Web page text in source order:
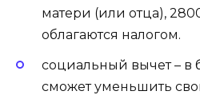
матери (или отца),
облагаются налогом.
социальный вычет – в
сможет уменьшить